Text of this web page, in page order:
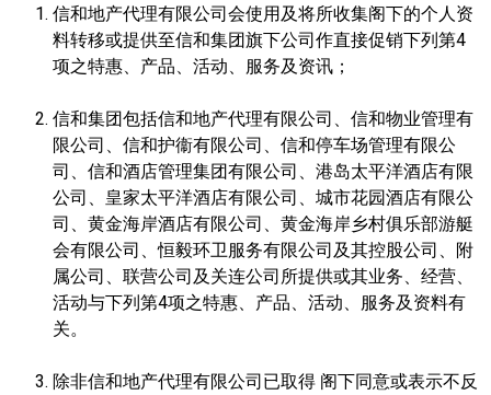
信和地产代理有限公司会使用及将所收集阁下的个人资
料转移或提供至信和集团旗下公司作直接促销下列第4
项之特惠、产品、活动、服务及资讯；
信和集团包括信和地产代理有限公司、信和物业管理有
限公司、信和护衞有限公司、信和停车场管理有限公
司、信和酒店管理集团有限公司、港岛太平洋酒店有限
公司、皇家太平洋酒店有限公司、城市花园酒店有限公
司、黄金海岸酒店有限公司、黄金海岸乡村俱乐部游艇
会有限公司、恒毅环卫服务有限公司及其控股公司、附
属公司、联营公司及关连公司所提供或其业务、经营、
活动与下列第4项之特惠、产品、活动、服务及资料有
关。
除非信和地产代理有限公司已取得 阁下同意或表示不反